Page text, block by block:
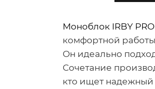
Моноблок IRBY
комфортной
Он идеально
Сочетание
кто ищет